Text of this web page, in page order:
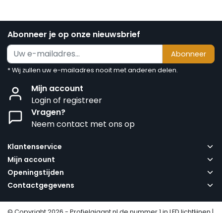
Abonneer je op onze nieuwsbrief
Abonneer
* Wij zullen uw e-mailadres nooit met anderen delen.
Mijn account
Login of registreer
Vragen?
Neem contact met ons op
Klantenservice
Mijn account
Openingstijden
Contactgegevens